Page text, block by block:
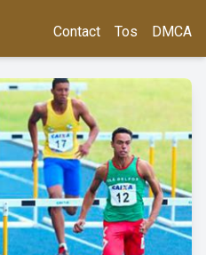
Contact Tos DMCA